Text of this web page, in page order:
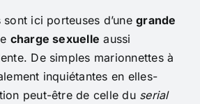
sont ici porteuses d’unegrande
charge sexuelle aussi
De simples marionnettes à
inquiétantes en elles-
peut-être de celle du serial